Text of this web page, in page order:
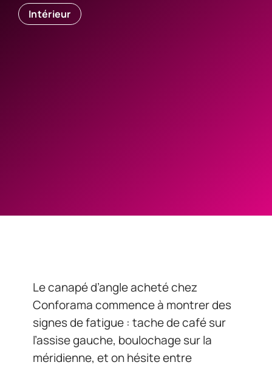
Intérieur
Le canapé d’angle acheté chez
Conforama commence à montrer des
signes de fatigue : tache de café sur
l’assise gauche, boulochage sur la
méridienne, et on hésite entre